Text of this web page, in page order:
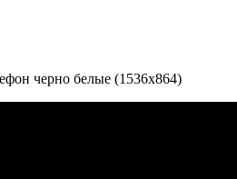
черно белые (1536x864)